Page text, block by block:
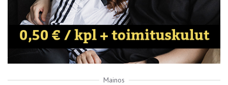
Mainos